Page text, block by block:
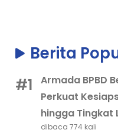
Berita
#1
Armada BPBD
Perkuat
hingga Tingkat
dibaca 774 kali